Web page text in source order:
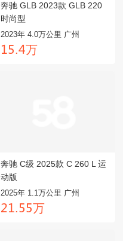
奔驰 GLB 2023款 GLB 220
时尚型
2023年 4.0万公里 广州
龒麣.鸺万
奔驰 C级 2025款 C 260 L 运
动版
2025年 1.1万公里 广州
龥龒.麣麣万